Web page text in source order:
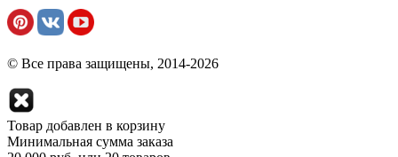
© Все права защищены, 2014-2026
Товар добавлен в корзину
Минимальная сумма заказа